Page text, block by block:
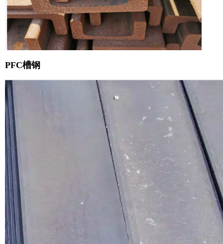
PFC槽钢